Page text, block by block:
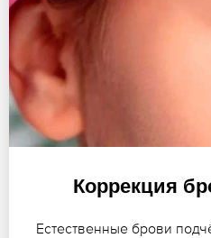
Коррекция
Естественные брови